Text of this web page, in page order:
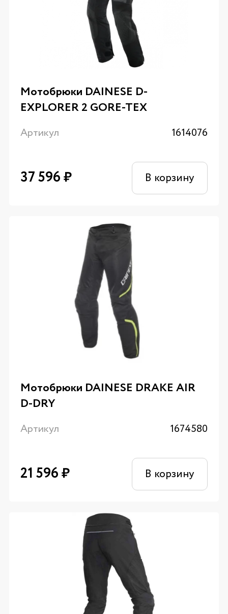
Мотобрюки DAINESE D-
EXPLORER 2 GORE-TEX
Артикул 1614076
37 596₽ В корзину
Мотобрюки DAINESE DRAKE AIR
D-DRY
Артикул 1674580
21 596₽ В корзину